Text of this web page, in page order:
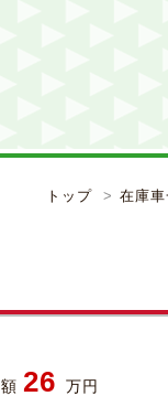
トップ 在庫車
26 万円